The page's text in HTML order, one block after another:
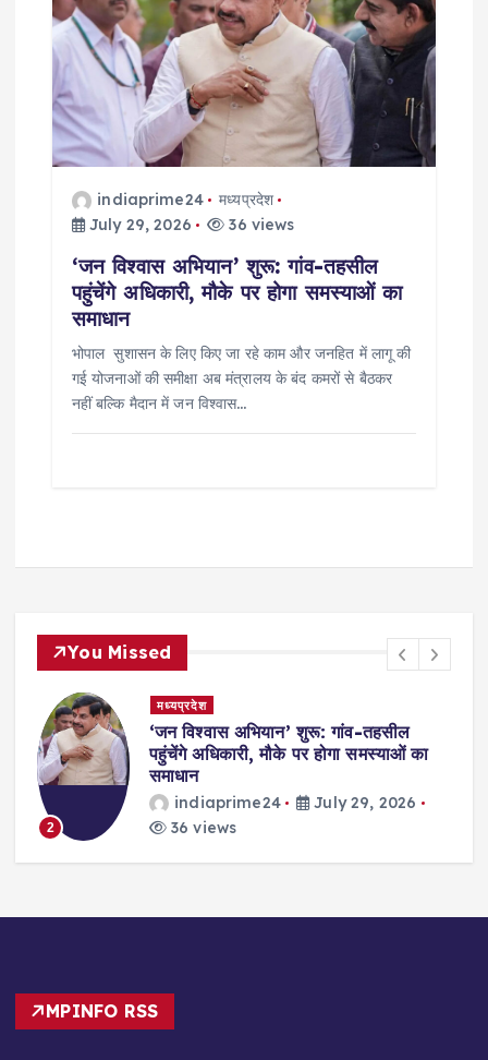
indiaprime24
मध्यप्रदेश
July 29, 2026
36 views
‘जन विश्वास अभियान’ शुरू: गांव-तहसील
पहुंचेंगे अधिकारी, मौके पर होगा समस्याओं का
समाधान
भोपाल सुशासन के लिए किए जा रहे काम और जनहित में लागू की
गई योजनाओं की समीक्षा अब मंत्रालय के बंद कमरों से बैठकर
नहीं बल्कि मैदान में जन विश्वास…
You Missed
2
मध्यप्रदेश
‘जन विश्वास अभियान’ शुरू: गांव-तहसील
पहुंचेंगे अधिकारी, मौके पर होगा समस्याओं का
समाधान
indiaprime24
July 29, 2026
36 views
MPINFO RSS